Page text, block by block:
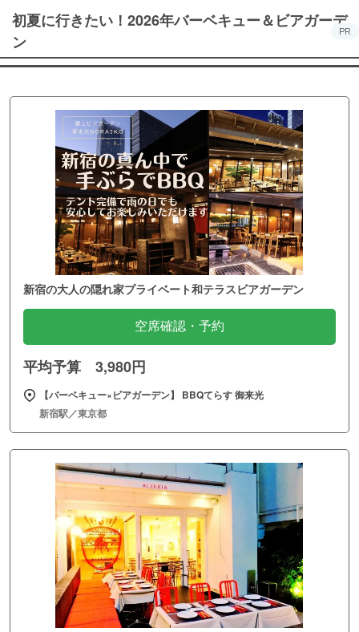
初夏に行きたい！2026年バーベキュー＆ビアガーデ
ン
PR
新宿の大人の隠れ家プライベート和テラスビアガーデン
空席確認・予約
平均予算 3,980円
【バーベキュー×ビアガーデン】 BBQてらす 御来光
新宿駅／東京都